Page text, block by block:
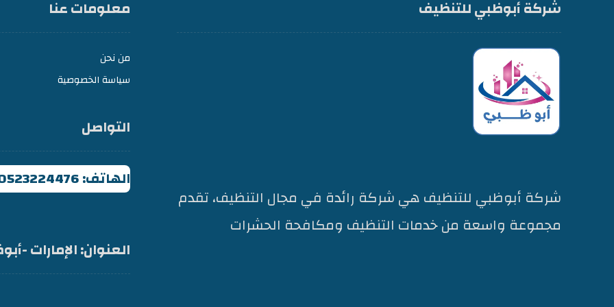
شركة أبوظبي للتنظيف
شركة أبوظبي للتنظيف هي شركة رائدة في مجال التنظيف، تقدم
مجموعة واسعة من خدمات التنظيف ومكافحة الحشرات
معلومات عنا
من نحن
سياسة الخصوصية
التواصل
الهاتف: 0523224476
العنوان: الإمارات -